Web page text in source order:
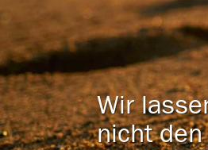
Wir
nicht